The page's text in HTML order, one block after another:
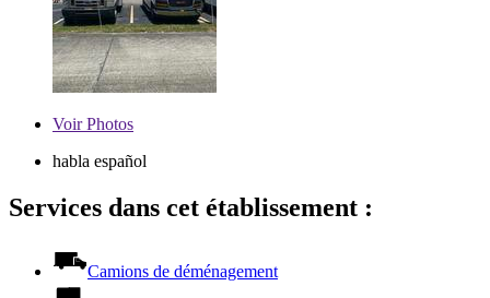
VoirPhotos
habla español
Services dans cet établissement :
Camions de déménagement